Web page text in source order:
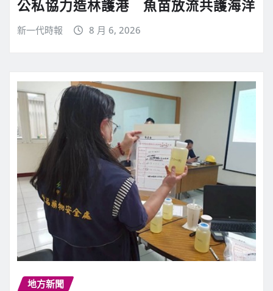
公私協力造林護港 魚苗放流共護海洋
新一代時報 8 月 6, 2026
地方新聞